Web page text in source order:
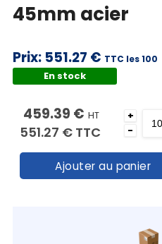
45mm acier
Prix: 551.27 € TTC les 100
En stock
459.39 € HT
551.27 € TTC
+
-
Ajouter au panier